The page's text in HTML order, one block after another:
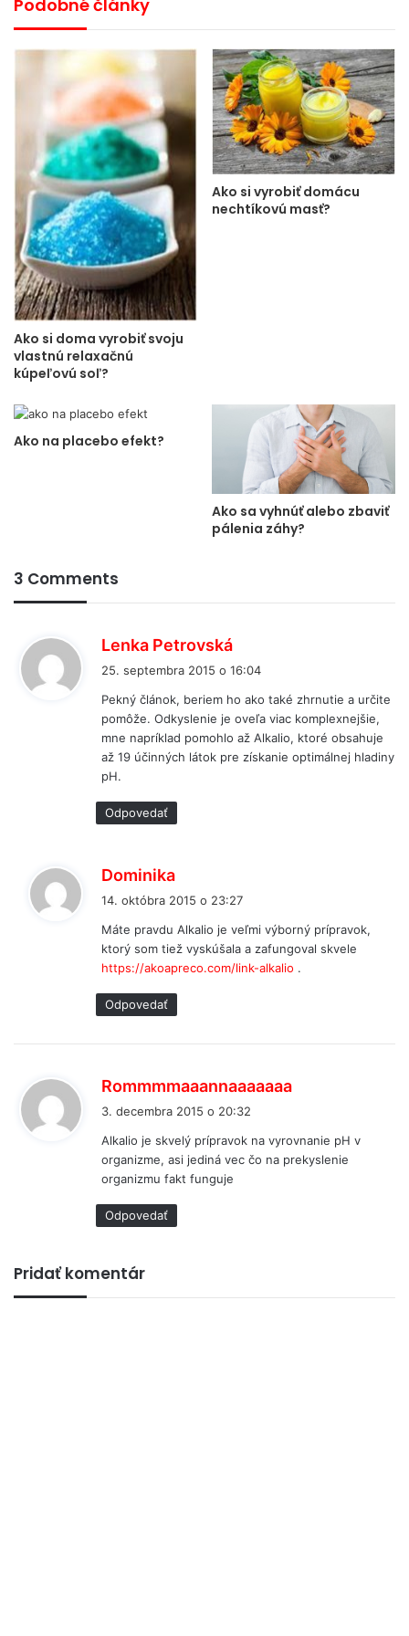
Podobné články
Ako si doma vyrobiť svoju
vlastnú relaxačnú
kúpeľovú soľ?
Ako si vyrobiť domácu
nechtíkovú masť?
Ako na placebo efekt?
Ako sa vyhnúť alebo zbaviť
pálenia záhy?
3 Comments
Lenka Petrovská
í
e
:
25. septembra 2015 o 16:04
Pekný článok, beriem ho ako také zhrnutie a určite
pomôže. Odkyslenie je oveľa viac komplexnejšie,
mne napríklad pomohlo až Alkalio, ktoré obsahuje
až 19 účinných látok pre získanie optimálnej hladiny
pH.
Odpovedať
Dominika
e
:
14. októbra 2015 o 23:27
Máte pravdu Alkalio je veľmi výborný prípravok,
ktorý som tiež vyskúšala a zafungoval skvele
https://akoapreco.com/link-alkalio .
Odpovedať
Rommmmaaannaaaaaaa
e
:
3. decembra 2015 o 20:32
Alkalio je skvelý prípravok na vyrovnanie pH v
organizme, asi jediná vec čo na prekyslenie
organizmu fakt funguje
Odpovedať
Pridať komentár